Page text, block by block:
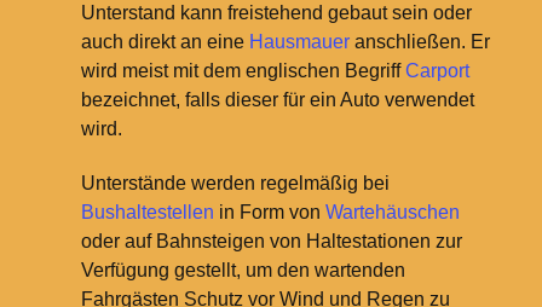
Unterstand kann freistehend gebaut sein oder
auch direkt an eine Hausmaueranschließen. Er
wird meist mit dem englischen BegriffCarport
bezeichnet, falls dieser für ein Auto verwendet
wird.
Unterstände werden regelmäßig bei
Bushaltestellen in Form von Wartehäuschen
oder auf Bahnsteigen von Haltestationen zur
Verfügung gestellt, um den wartenden
Fahrgästen Schutz vor Wind und Regen zu